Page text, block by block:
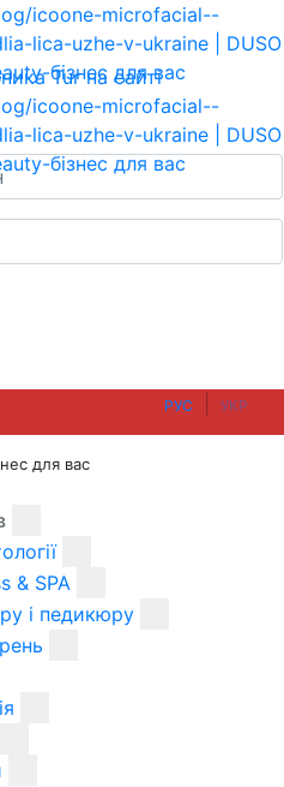
РУС УКР
для вас
& SPA
і педикюру